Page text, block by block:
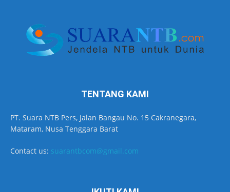
TENTANG KAMI
PT. Suara NTB Pers, Jalan Bangau No. 15 Cakranegara,
Mataram, Nusa Tenggara Barat
Contact us: suarantbcom@gmail.com